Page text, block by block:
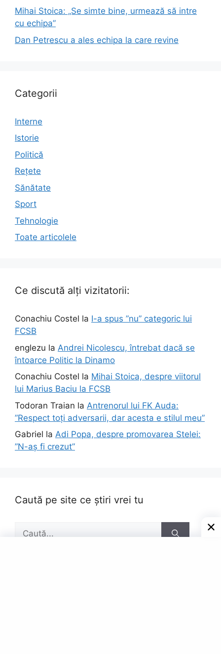
Mihai Stoica: „Se simte bine, urmează să intre
cu echipa”
Dan Petrescu a ales echipa la care revine
Categorii
Interne
Istorie
Politică
Rețete
Sănătate
Sport
Tehnologie
Toate articolele
Ce discută alți vizitatorii:
Conachiu Costel la I-a spus ”nu” categoric lui
FCSB
englezu la Andrei Nicolescu, întrebat dacă se
întoarce Politic la Dinamo
Conachiu Costel la Mihai Stoica, despre viitorul
lui Marius Baciu la FCSB
Todoran Traian la Antrenorul lui FK Auda:
”Respect toți adversarii, dar acesta e stilul meu”
Gabriel la Adi Popa, despre promovarea Stelei:
”N-aș fi crezut”
Caută pe site ce știri vrei tu
Caută
după: